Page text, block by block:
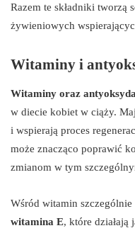
Razem te składniki
żywieniowych
Witaminy i
Witaminy oraz
w diecie kobiet w ciąży.
i wspierają proces
może znacząco poprawić
zmianom w tym
Wśród witamin
witamina E, które działają